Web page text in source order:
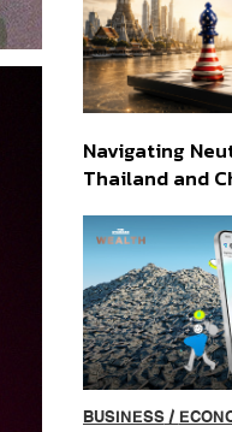
Navigating
Thailand and
Order
BUSINESS/